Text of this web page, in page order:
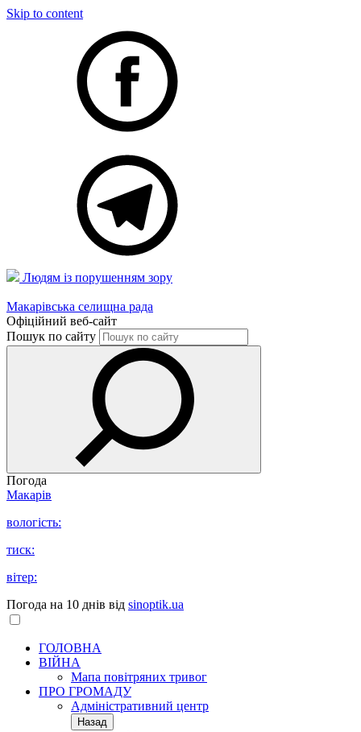
Skip to content
Людям із порушенням зору
Макарівська селищна рада
Офіційний веб-сайт
Пошук по сайту
Погода
Макарів
вологість:
тиск:
вітер:
Погода на 10 днів від sinoptik.ua
ГОЛОВНА
ВІЙНА
Мапа повітряних тривог
ПРО ГРОМАДУ
Aдміністративний центр
Назад